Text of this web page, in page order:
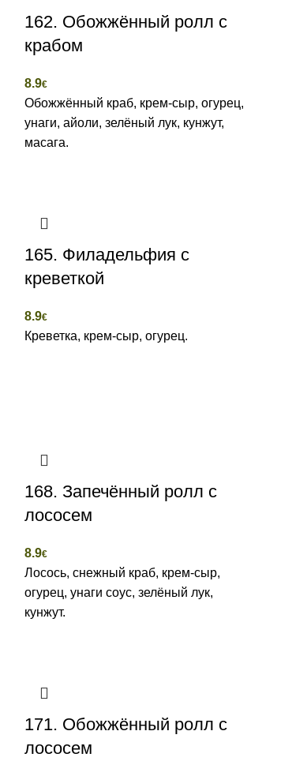
162. Обожжённый ролл с
крабом
8.9€
Обожжённый краб, крем-сыр, огурец,
унаги, айоли, зелёный лук, кунжут,
масага.
165. Филадельфия с
креветкой
8.9€
Креветка, крем-сыр, огурец.
168. Запечённый ролл с
лососем
8.9€
Лосось, снежный краб, крем-сыр,
огурец, унаги соус, зелёный лук,
кунжут.
171. Обожжённый ролл с
лососем